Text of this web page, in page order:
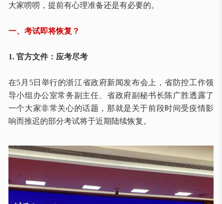
大家唠唠，提前有心理准备还是有必要的。
一、考试即将恢复？
1. 官方文件：应考尽考
在5月5日举行的浙江省政府新闻发布会上，省防控工作领
导小组办公室常务副主任、省政府副秘书长陈广胜透露了
一个大家非常关心的话题，那就是关于前段时间受疫情影
响而推迟的部分考试将于近期陆续恢复。